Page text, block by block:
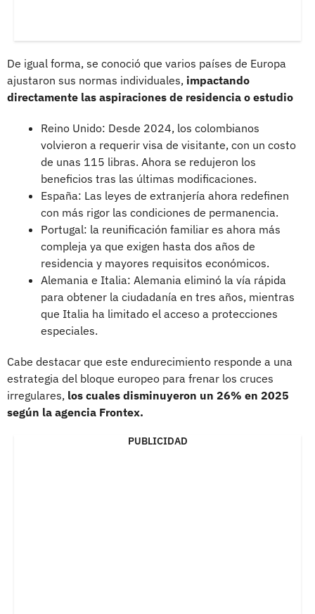
De igual forma, se conoció que varios países de Europa
ajustaron sus normas individuales, impactando
directamente las aspiraciones de residencia o estudio
Reino Unido: Desde 2024, los colombianos
volvieron a requerir visa de visitante, con un costo
de unas 115 libras. Ahora se redujeron los
beneficios tras las últimas modificaciones.
España: Las leyes de extranjería ahora redefinen
con más rigor las condiciones de permanencia.
Portugal: la reunificación familiar es ahora más
compleja ya que exigen hasta dos años de
residencia y mayores requisitos económicos.
Alemania e Italia: Alemania eliminó la vía rápida
para obtener la ciudadanía en tres años, mientras
que Italia ha limitado el acceso a protecciones
especiales.
Cabe destacar que este endurecimiento responde a una
estrategia del bloque europeo para frenar los cruces
irregulares, los cuales disminuyeron un 26% en 2025
según la agencia Frontex.
PUBLICIDAD